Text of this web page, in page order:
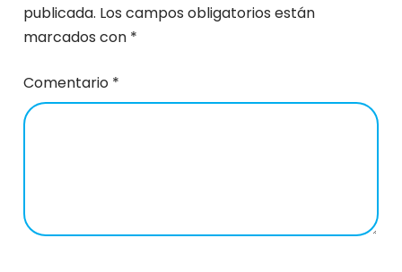
publicada. Los campos obligatorios están
marcados con *
Comentario *